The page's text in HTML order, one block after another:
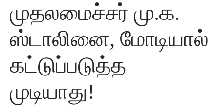
முதலமைச்சர் மு.க.
ஸ்டாலினை, மோடியால்
கட்டுப்படுத்த
முடியாது!